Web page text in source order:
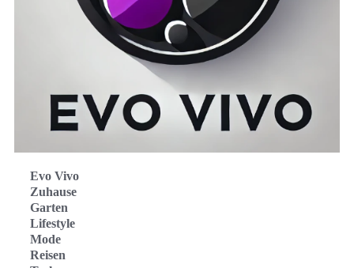
Evo Vivo
Zuhause
Garten
Lifestyle
Mode
Reisen